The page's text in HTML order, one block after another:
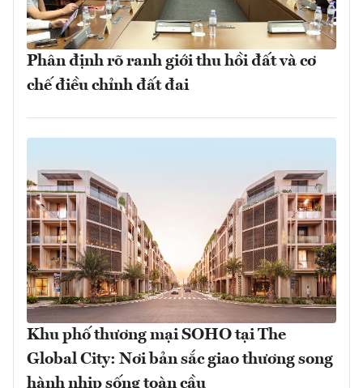
Phân định rõ ranh giới thu hồi đất và cơ
chế điều chỉnh đất đai
Khu phố thương mại SOHO tại The
Global City: Nơi bản sắc giao thương song
hành nhịp sống toàn cầu